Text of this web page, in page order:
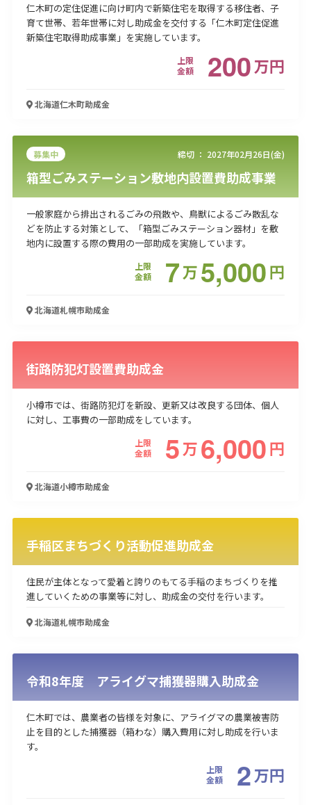
仁木町の定住促進に向け町内で新築住宅を取得する移住者、子
育て世帯、若年世帯に対し助成金を交付する「仁木町定住促進
新築住宅取得助成事業」を実施しています。
上限
金額
200万円
北海道仁木町助成金
募集中 締切 ： 2027年02月26日(金)
箱型ごみステーション敷地内設置費助成事業
一般家庭から排出されるごみの飛散や、鳥獣によるごみ散乱な
どを防止する対策として、「箱型ごみステーション器材」を敷
地内に設置する際の費用の一部助成を実施しています。
上限
金額
7万5,000円
北海道札幌市助成金
街路防犯灯設置費助成金
小樽市では、街路防犯灯を新設、更新又は改良する団体、個人
に対し、工事費の一部助成をしています。
上限
金額
5万6,000円
北海道小樽市助成金
手稲区まちづくり活動促進助成金
住民が主体となって愛着と誇りのもてる手稲のまちづくりを推
進していくための事業等に対し、助成金の交付を行います。
北海道札幌市助成金
令和8年度 アライグマ捕獲器購入助成金
仁木町では、農業者の皆様を対象に、アライグマの農業被害防
止を目的とした捕獲器（箱わな）購入費用に対し助成を行いま
す。
上限
金額
2万円